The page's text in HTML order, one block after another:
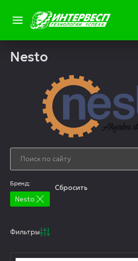
Nesto
Бренд:
Nesto
Cбросить
Фильтры